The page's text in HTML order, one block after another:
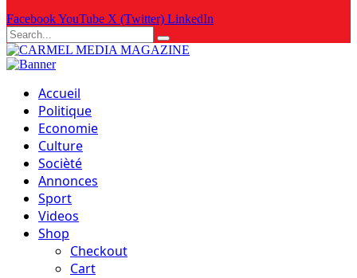
FacebookYouTube X (Twitter) LinkedIn
Accueil
Politique
Economie
Culture
Socièté
Annonces
Sport
Videos
Shop
Checkout
Cart